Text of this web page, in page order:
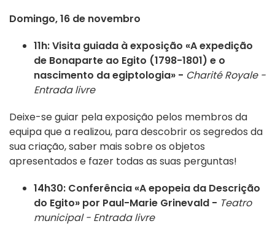
Domingo, 16 de novembro
11h: Visita guiada à exposição «A expedição
de Bonaparte ao Egito (1798-1801) e o
nascimento da egiptologia» - Charité Royale -
Entrada livre
Deixe-se guiar pela exposição pelos membros da
equipa que a realizou, para descobrir os segredos da
sua criação, saber mais sobre os objetos
apresentados e fazer todas as suas perguntas!
14h30: Conferência «A epopeia da Descrição
do Egito» por Paul-Marie Grinevald - Teatro
municipal - Entrada livre